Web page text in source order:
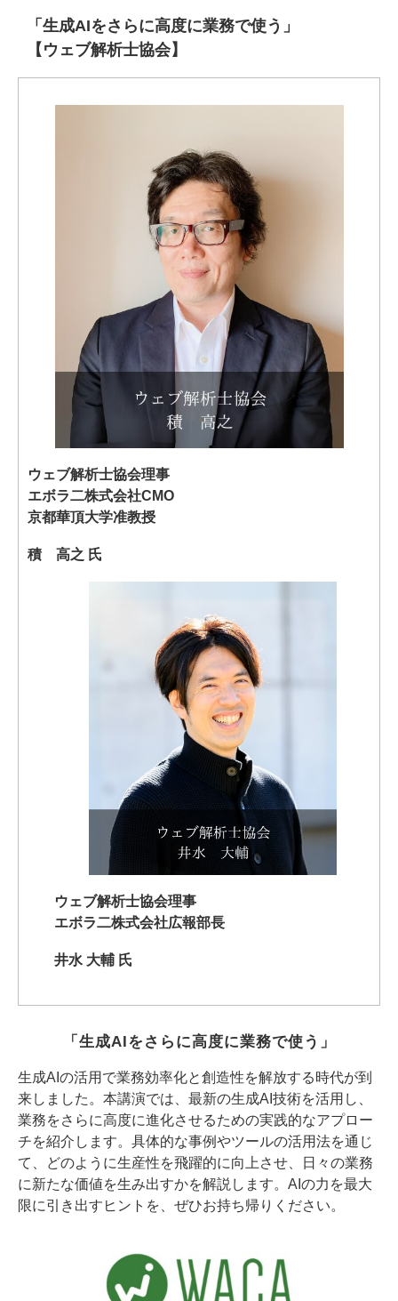
「生成AIをさらに高度に業務で使う」
【ウェブ解析士協会】
ウェブ解析士協会理事
エボラ二株式会社CMO
京都華頂大学准教授
積 高之 氏
ウェブ解析士協会理事
エボラ二株式会社広報部長
井水 大輔 氏
「生成AIをさらに高度に業務で使う」
生成AIの活用で業務効率化と創造性を解放する時代が到
来しました。本講演では、最新の生成AI技術を活用し、
業務をさらに高度に進化させるための実践的なアプロー
チを紹介します。具体的な事例やツールの活用法を通じ
て、どのように生産性を飛躍的に向上させ、日々の業務
に新たな価値を生み出すかを解説します。AIの力を最大
限に引き出すヒントを、ぜひお持ち帰りください。